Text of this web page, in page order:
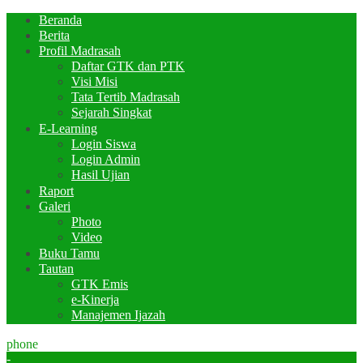
Beranda
Berita
Profil Madrasah
Daftar GTK dan PTK
Visi Misi
Tata Tertib Madrasah
Sejarah Singkat
E-Learning
Login Siswa
Login Admin
Hasil Ujian
Raport
Galeri
Photo
Video
Buku Tamu
Tautan
GTK Emis
e-Kinerja
Manajemen Ijazah
phone
-